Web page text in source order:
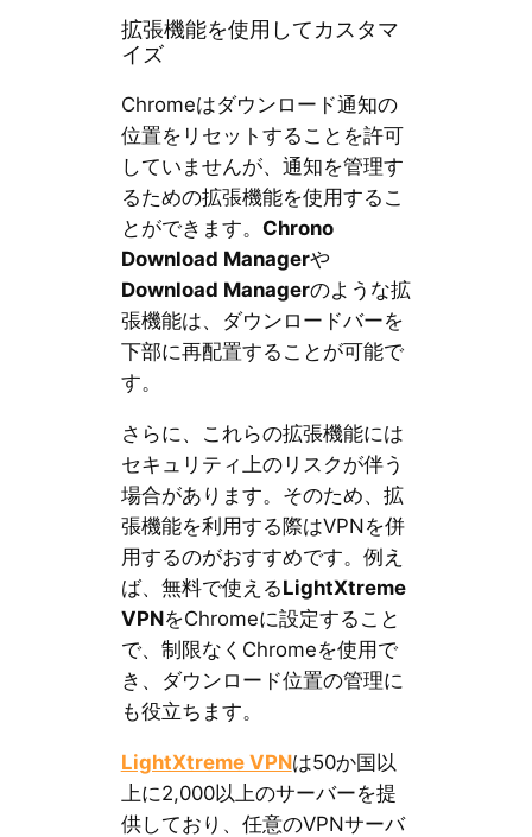
拡張機能を使用してカスタマ
イズ
Chromeはダウンロード通知の
位置をリセットすることを許可
していませんが、通知を管理す
るための拡張機能を使用するこ
とができます。 Chrono
Download Managerや
Download Managerのような拡
張機能は、ダウンロードバーを
下部に再配置することが可能で
す。
さらに、これらの拡張機能には
セキュリティ上のリスクが伴う
場合があります。そのため、拡
張機能を利用する際はVPNを併
用するのがおすすめです。例え
ば、無料で使えるLightXtreme
VPNをChromeに設定すること
で、制限なくChromeを使用で
き、ダウンロード位置の管理に
も役立ちます。
LightXtreme VPNは50か国以
上に2,000以上のサーバーを提
供しており、任意のVPNサーバ